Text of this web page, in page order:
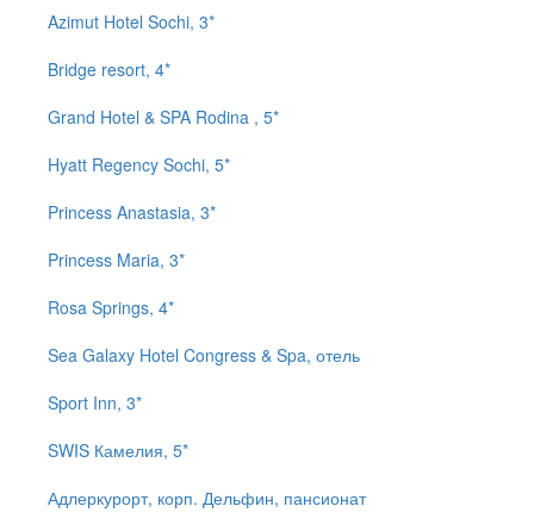
Azimut Hotel Sochi, 3*
Bridge resort, 4*
Grand Hotel & SPA Rodina , 5*
Hyatt Regency Sochi, 5*
Princess Anastasia, 3*
Princess Maria, 3*
Rosa Springs, 4*
Sea Galaxy Hotel Congress & Spa, отель
Sport Inn, 3*
SWIS Камелия, 5*
Адлеркурорт, корп. Дельфин, пансионат